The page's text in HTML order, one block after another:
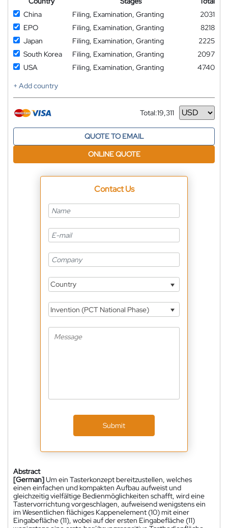
China
Filing, Examination, Granting
2031
EPO
Filing, Examination, Granting
8218
Japan
Filing, Examination, Granting
2225
South Korea
Filing, Examination, Granting
2097
USA
Filing, Examination, Granting
4740
+ Add country
Total:19,311
Currency
QUOTE TO EMAIL
ONLINE QUOTE
Contact Us
Country
Invention (PCT National Phase)
Submit
Abstract
[German]Um ein Tasterkonzept bereitzustellen, welches
einen einfachen und kompakten Aufbau aufweist und
gleichzeitig vielfältige Bedienmöglichkeiten schafft, wird eine
Tastervorrichtung vorgeschlagen, aufweisend wenigstens ein
im Wesentlichen flächiges Kappenelement (10) mit einer
Eingabefläche (11), wobei auf der ersten Eingabefläche (11)